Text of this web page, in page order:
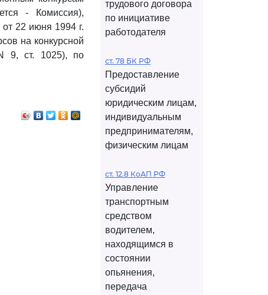
- Комиссия),
22 июня 1994 г.
на конкурсной
9, ст. 1025), по
трудового договора
по инициативе
работодателя
ст. 78 БК РФ
Предоставление
субсидий
юридическим лицам,
индивидуальным
предпринимателям,
физическим лицам
ст. 12.8 КоАП РФ
Управление
транспортным
средством
водителем,
находящимся в
состоянии
опьянения,
передача